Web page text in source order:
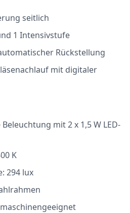
seitlich
1 Intensivstufe
Rückstellung
mit digitaler
mit 2 x 1,5 W LED-
K
294 lux